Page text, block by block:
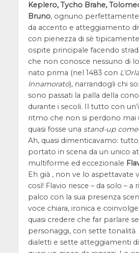
Keplero, Tycho Brahe,
Bruno, ognuno
da accento e atteggiamento
con pienezza di sè
ospite principale facendo
che non conosce nessuno di
nato prima (nel 1483 con
Innamorato), narrandogli chi
sono passati la palla della
durante i secoli. Il tutto con
ritmo che non si perdono
quasi fosse una stand-up
Ah, quasi dimenticavamo:
portato in scena da un unico
multiforme ed eccezionale
Eh già , non ve lo aspettavate
così! Flavio riesce – da solo – a
palco con la sua presenza
voce chiara, ironica e
quasi credere che far parlare
personaggi, con sette tonalità
dialetti e sette atteggiamenti